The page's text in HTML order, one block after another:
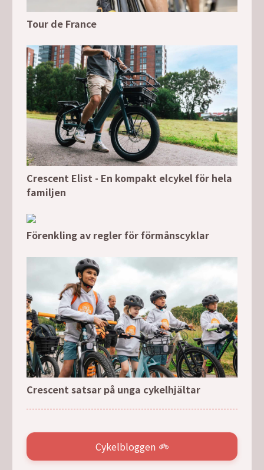
Tour de France
Crescent Elist - En kompakt elcykel för hela
familjen
Förenkling av regler för förmånscyklar
Crescent satsar på unga cykelhjältar
Cykelbloggen